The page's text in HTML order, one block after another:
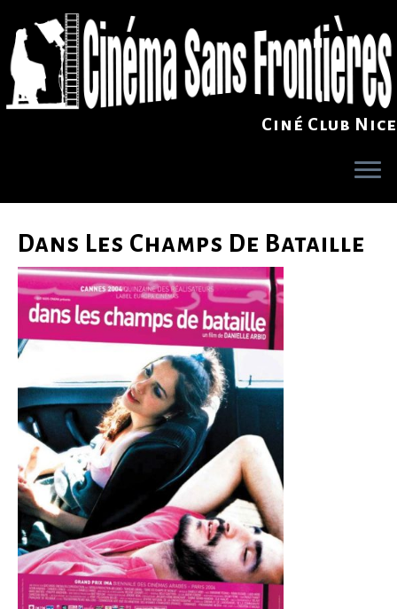
content
Ciné Club Nice
Dans Les Champs De Bataille